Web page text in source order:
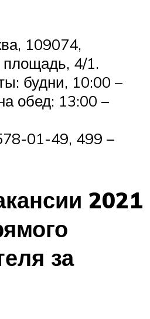
109074,
4/1.
будни, 10:00 –
обед: 13:00 –
01-49, 499 –
2021
за